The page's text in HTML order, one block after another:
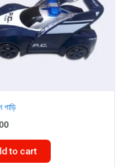
to cart